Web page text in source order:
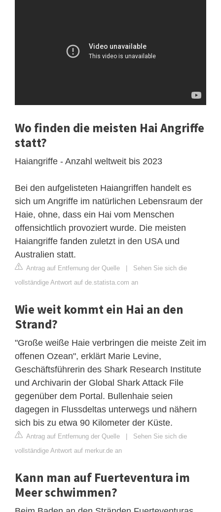
Wo finden die meisten Hai Angriffe
statt?
Haiangriffe - Anzahl weltweit bis 2023
Bei den aufgelisteten Haiangriffen handelt es
sich um Angriffe im natürlichen Lebensraum der
Haie, ohne, dass ein Hai vom Menschen
offensichtlich provoziert wurde. Die meisten
Haiangriffe fanden zuletzt in den USA und
Australien statt.
Antrag auf Entfernung der Quelle | Sehen Sie sich die
vollständige Antwort auf de.statista.com an
Wie weit kommt ein Hai an den
Strand?
"Große weiße Haie verbringen die meiste Zeit im
offenen Ozean", erklärt Marie Levine,
Geschäftsführerin des Shark Research Institute
und Archivarin der Global Shark Attack File
gegenüber dem Portal. Bullenhaie seien
dagegen in Flussdeltas unterwegs und nähern
sich bis zu etwa 90 Kilometer der Küste.
Antrag auf Entfernung der Quelle | Sehen Sie sich die
vollständige Antwort auf merkur.de an
Kann man auf Fuerteventura im
Meer schwimmen?